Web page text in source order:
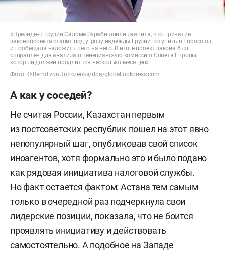
«Президент Грузии Саломе Зурабишвили заявила, что принятие
законопроекта ставит под угрозу надежды Грузии вступить в Евросоюз,
и пообещала наложить вето на него. В итоге проект закона был
отправлен для анализа в венецианскую комиссию Совета Европы,
который должен продлиться несколько месяцев»
Фото: © Bernd von Jutrczenka/dpa/globallookpress.com
А как у соседей?
Не считая России, Казахстан первым
из постсоветских республик пошел на этот явно
непопулярный шаг, опубликовав свой список
иноагентов, хотя формально это и было подано
как рядовая инициатива налоговой службы.
Но факт остается фактом: Астана тем самым
только в очередной раз подчеркнула свои
лидерские позиции, показала, что не боится
проявлять инициативу и действовать
самостоятельно. А подобное на Западе